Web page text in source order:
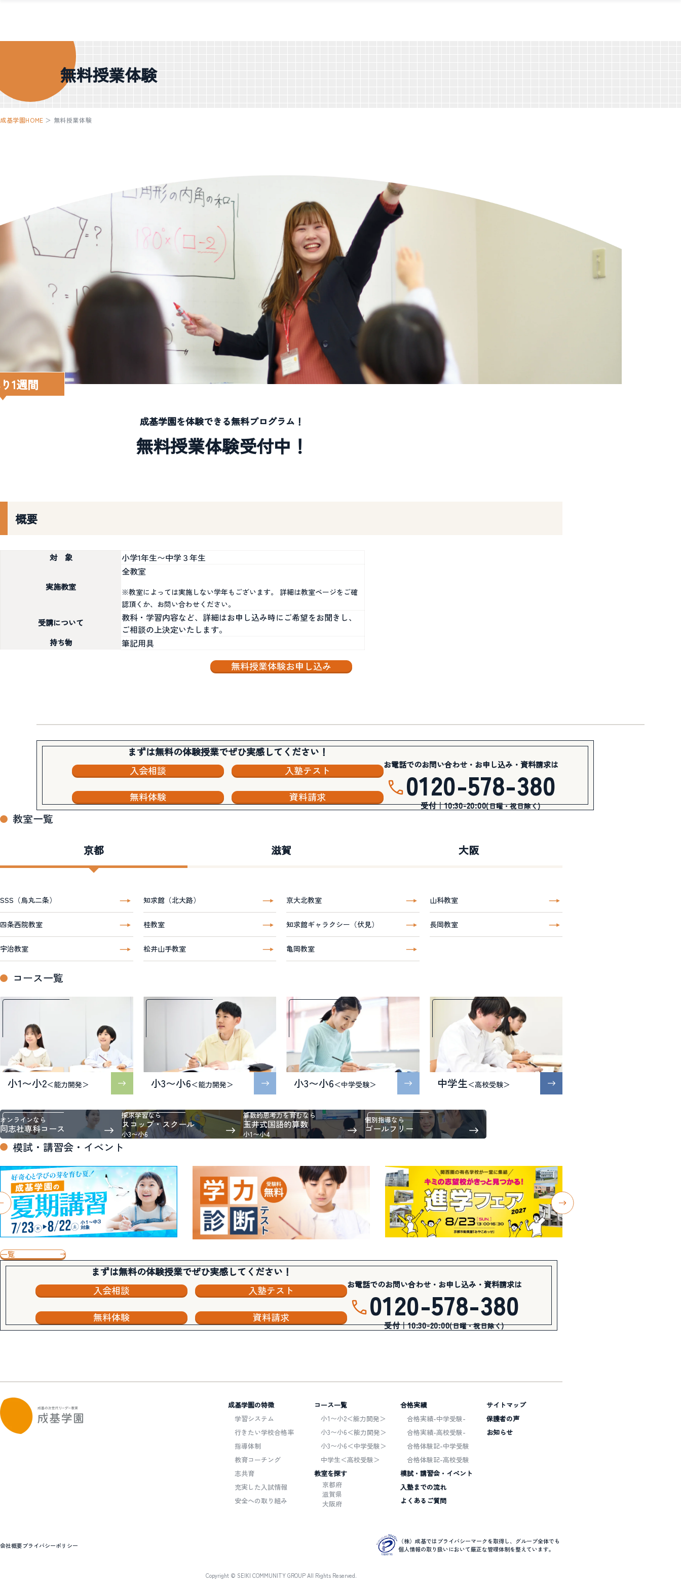
無料授業体験
成基学園HOME ＞ 無料授業体験
1週間
成基学園を体験できる無料プログラム！
無料授業体験受付中！
概要
対 象 小学1年生〜中学３年生
実施教室
全教室
※教室によっては実施しない学年もございます。 詳細は教室ページをご確
認頂くか、お問い合わせください。
受講について
教科・学習内容など、詳細はお申し込み時にご希望をお聞きし、
ご相談の上決定いたします。
持ち物 筆記用具
無料授業体験お申し込み
まずは無料の体験授業でぜひ実感してください！
入会相談
入塾テスト
無料体験 資料請求
お電話でのお問い合わせ・お申し込み・資料請求は
0120-578-380
受付｜10:30-20:00(日曜・祝日除く)
教室一覧
京都 滋賀 大阪
SSS（烏丸二条） 知求館（北大路） 京大北教室 山科教室
四条西院教室 桂教室 知求館ギャラクシー（伏見） 長岡教室
宇治教室 松井山手教室 亀岡教室
コース一覧
小1〜小2＜能力開発＞ 小3〜小6＜能力開発＞ 小3〜小6＜中学受験＞ 中学生＜高校受験＞
オンラインなら
同志社専科コース
探求学習なら
スコップ・スクール
小3〜小6
算数的思考力を育むなら
玉井式国語的算数
小1〜小4
個別指導なら
ゴールフリー
模試・講習会・イベント
一覧
まずは無料の体験授業でぜひ実感してください！
入会相談
入塾テスト
無料体験 資料請求
お電話でのお問い合わせ・お申し込み・資料請求は
0120-578-380
受付｜10:30-20:00(日曜・祝日除く)
成基学園の特徴
学習システム
行きたい学校合格率
指導体制
教育コーチング
志共育
充実した入試情報
安全への取り組み
コース一覧
小1〜小2＜能力開発＞
小3〜小6＜能力開発＞
小3〜小6＜中学受験＞
中学生＜高校受験＞
教室を探す
京都府
滋賀県
大阪府
合格実績
合格実績-中学受験-
合格実績-高校受験-
合格体験記-中学受験
合格体験記-高校受験
模試・講習会・イベント
入塾までの流れ
よくあるご質問
サイトマップ
保護者の声
お知らせ
会社概要プライバシーポリシー
（株）成基ではプライバシーマークを取得し、グループ全体でも
個人情報の取り扱いにおいて厳正な管理体制を整えています。
Copyright © SEIKI COMMUNITY GROUP All Rights Reserved.